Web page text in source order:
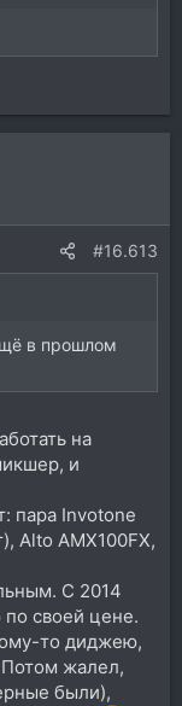
#16.613
в прошлом
на
и
пара Invotone
Alto AMX100FX,
С 2014
по своей цене.
то диджею,
жалел,
были),